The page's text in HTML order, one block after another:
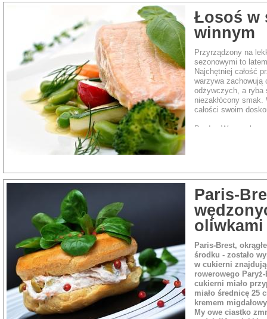
Łosoś w
winnym
Przyrządzony na
sezonowymi to
Najchętniej całość
warzywa zachowują
odżywczych, a ryba
niezakłócony smak.
całości swoim
Bardzo Wam
Paris-
oliwkami
Paris-Brest,
środku - zostało
w cukierni
rowerowego
cukierni miało
miało średnicę 25
kremem
My owe ciastko